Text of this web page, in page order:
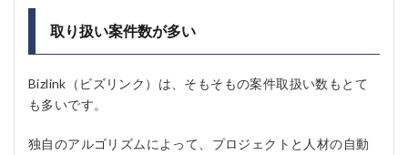
取り扱い案件数が多い
Bizlink（ビズリンク）は、そもそもの案件取扱い数もとて
も多いです。
独自のアルゴリズムによって、プロジェクトと人材の自動